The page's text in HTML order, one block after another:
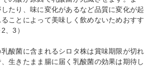
たり、味に変化があるなど品質に変化が起
ことによって美味しく飲めないためおすす
、3）
酸菌に含まれるシロタ株は賞味期限が切れ
生きたまま腸に届く乳酸菌の効果は期待し